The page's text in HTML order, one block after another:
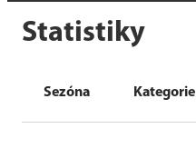
Statistiky
Sezóna Kategorie